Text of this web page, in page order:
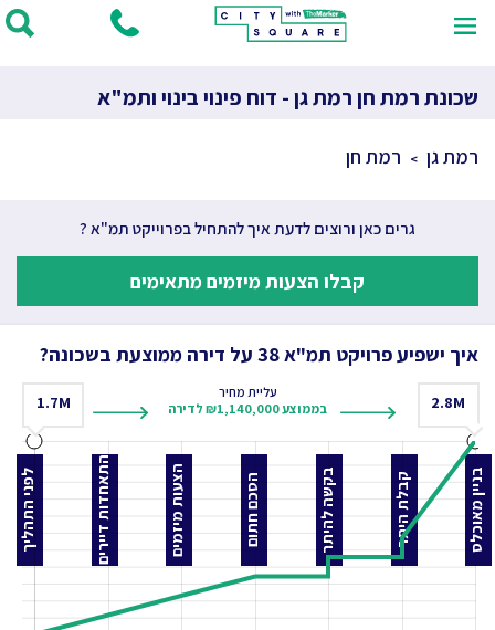
שכונת רמת חן רמת גן - דוח פינוי בינוי ותמ"א
רמת גן רמת חן
גרים כאן ורוצים לדעת איך להתחיל בפרוייקט תמ"א ?
קבלו הצעות מיזמים מתאימים
איך ישפיע פרויקט תמ"א 38 על דירה ממוצעת בשכונה?
2.8M
עליית מחיר
בממוצע ₪1,140,000 לדירה
1.7M
לפני התהליך התאחדות דיירים הצעות מיזמים הסכם חתום בקשה להיתר קבלת היתר בניין מאוכלס